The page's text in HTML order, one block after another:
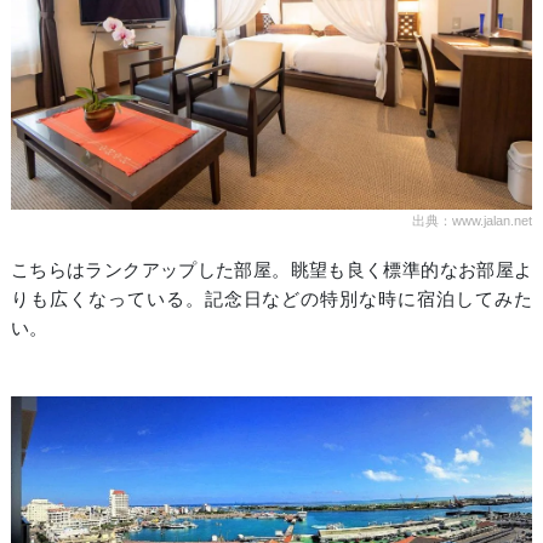
出典：www.jalan.net
こちらはランクアップした部屋。眺望も良く標準的なお部屋よ
りも広くなっている。記念日などの特別な時に宿泊してみた
い。